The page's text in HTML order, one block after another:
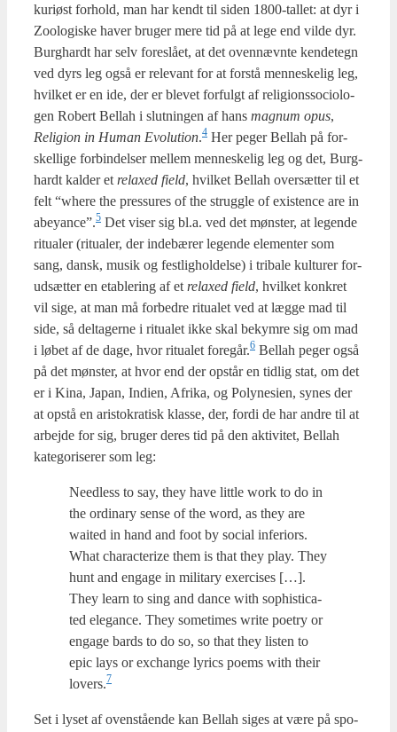
kuri­øst for­hold, man har kendt til siden 1800-tal­let: at dyr i
Zoo­lo­gi­ske haver bru­ger mere tid på at lege end vil­de dyr.
Burg­hardt har selv fore­slå­et, at det oven­nævn­te ken­de­tegn
ved dyrs leg også er rele­vant for at for­stå men­ne­ske­lig leg,
hvil­ket er en ide, der er ble­vet for­fulgt af reli­gions­so­cio­lo­
gen Robert Bel­lah i slut­nin­gen af hans magnum opus,
Reli­gion in Human Evo­lu­tion.4 Her peger Bel­lah på for­
skel­li­ge for­bin­del­ser mel­lem men­ne­ske­lig leg og det, Burg­
hardt kal­der et relaxed field, hvil­ket Bel­lah over­sæt­ter til et
felt “where the pres­su­res of the strug­g­le of exi­sten­ce are in
abeyance”.5 Det viser sig bl.a. ved det møn­ster, at legen­de
ritu­a­ler (ritu­a­ler, der inde­bæ­rer legen­de ele­men­ter som
sang, dansk, musik og fest­lig­hol­del­se) i tri­ba­le kul­tu­rer for­
ud­sæt­ter en etab­le­ring af et relaxed field, hvil­ket kon­kret
vil sige, at man må for­bed­re ritu­a­let ved at læg­ge mad til
side, så del­ta­ger­ne i ritu­a­let ikke skal bekym­re sig om mad
i løbet af de dage, hvor ritu­a­let foregår.6 Bel­lah peger også
på det møn­ster, at hvor end der opstår en tid­lig stat, om det
er i Kina, Japan, Indi­en, Afri­ka, og Poly­nesi­en, synes der
at opstå en ari­sto­kra­tisk klas­se, der, for­di de har andre til at
arbej­de for sig, bru­ger deres tid på den akti­vi­tet, Bel­lah
kate­go­ri­se­rer som leg:
Need­less to say, they have little work to do in
the ordi­nary sen­se of the word, as they are
wai­ted in hand and foot by soci­al infe­ri­o­rs.
What cha­ra­cte­rize them is that they play. They
hunt and enga­ge in mili­tary exerci­ses […].
They learn to sing and dan­ce with sop­hi­sti­ca­
ted ele­gan­ce. They some­ti­mes wri­te poe­try or
enga­ge bards to do so, so that they listen to
epic lays or exchan­ge lyri­cs poems with their
lovers.7
Set i lyset af oven­stå­en­de kan Bel­lah siges at være på spo­